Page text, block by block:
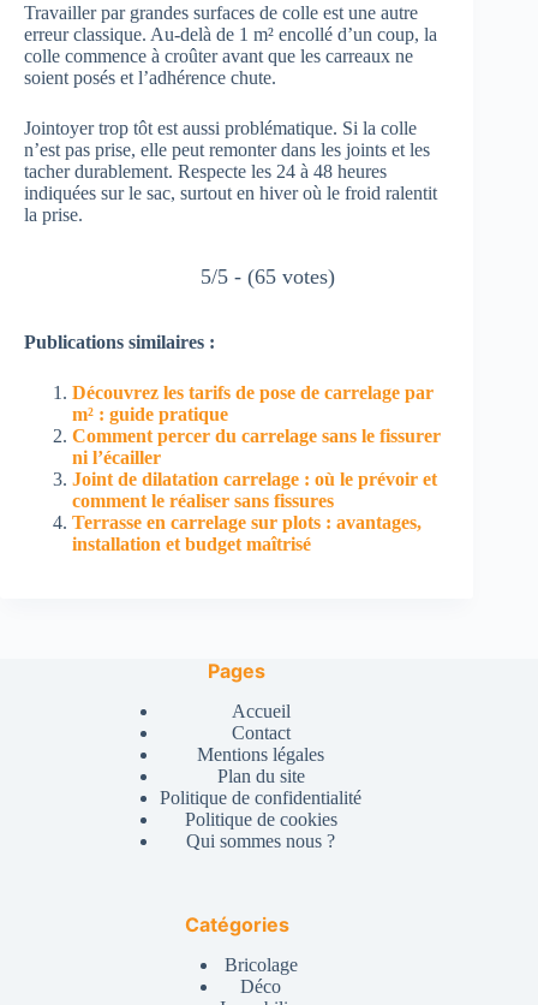
Travailler par grandes surfaces de colle est une autre
erreur classique. Au-delà de 1 m² encollé d’un coup, la
colle commence à croûter avant que les carreaux ne
soient posés et l’adhérence chute.
Jointoyer trop tôt est aussi problématique. Si la colle
n’est pas prise, elle peut remonter dans les joints et les
tacher durablement. Respecte les 24 à 48 heures
indiquées sur le sac, surtout en hiver où le froid ralentit
la prise.
5/5 - (65 votes)
Publications similaires :
Découvrez les tarifs de pose de carrelage par
m² : guide pratique
Comment percer du carrelage sans le fissurer
ni l’écailler
Joint de dilatation carrelage : où le prévoir et
comment le réaliser sans fissures
Terrasse en carrelage sur plots : avantages,
installation et budget maîtrisé
Pages
Accueil
Contact
Mentions légales
Plan du site
Politique de confidentialité
Politique de cookies
Qui sommes nous ?
Catégories
Bricolage
Déco